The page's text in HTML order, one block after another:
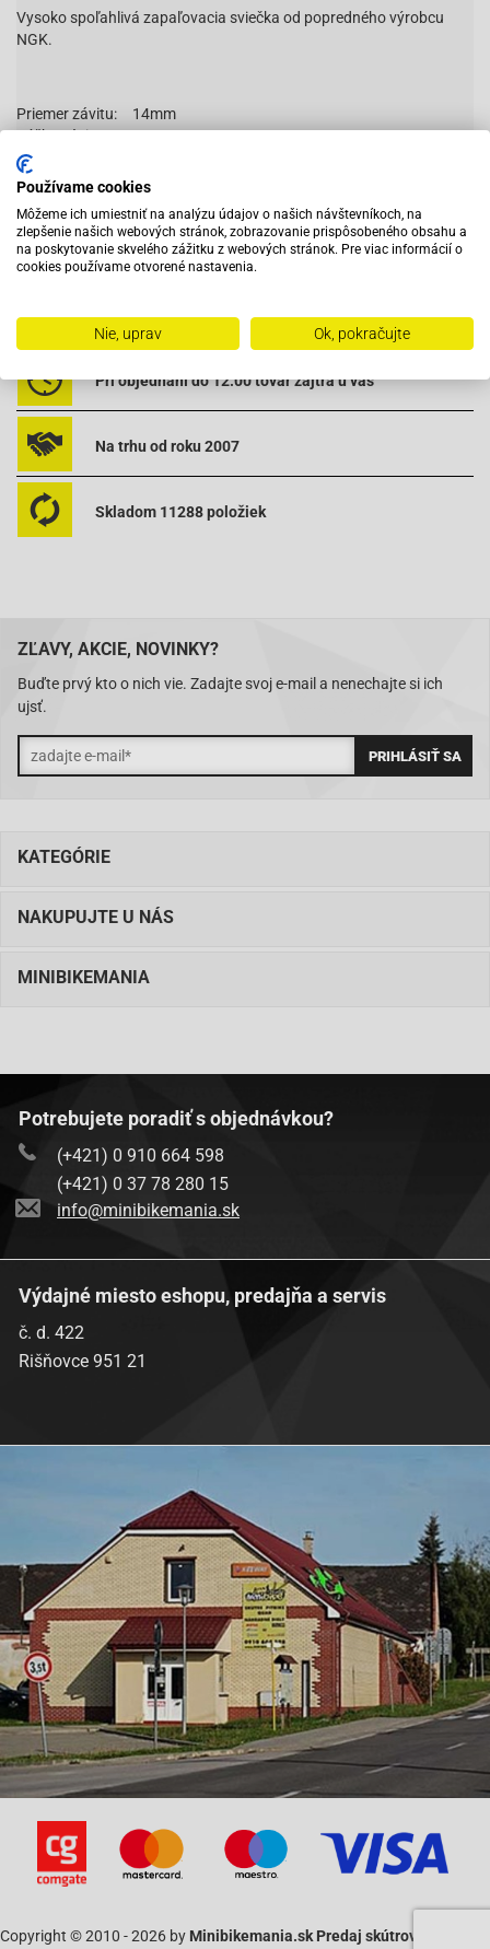
Vysoko spoľahlivá zapaľovacia sviečka od popredného výrobcu
NGK.
Priemer závitu:
14mm
Výška závitu:
12,7mm
Priemer klúča:
Vybavený servis s odborným vyškoleným personálom
Pri objednaní do 12:00 tovar zajtra u vás
Na trhu od roku 2007
Skladom 11288 položiek
ZĽAVY, AKCIE, NOVINKY?
Buďte prvý kto o nich vie. Zadajte svoj e-mail a nenechajte si ich
ujsť.
KATEGÓRIE
NAKUPUJTE U NÁS
MINIBIKEMANIA
Potrebujete poradiť s objednávkou?
(+421) 0 910 664 598
(+421) 0 37 78 280 15
info@minibikemania.sk
Výdajné miesto eshopu, predajňa a servis
č. d. 422
Rišňovce 951 21
Copyright © 2010 - 2026 by Minibikemania.sk Predaj skútrov SYM a
Používame cookies
Môžeme ich umiestniť na analýzu údajov o našich návštevníkoch, na
zlepšenie našich webových stránok, zobrazovanie prispôsobeného obsahu a
na poskytovanie skvelého zážitku z webových stránok. Pre viac informácií o
cookies používame otvorené nastavenia.
Nie, uprav Ok, pokračujte